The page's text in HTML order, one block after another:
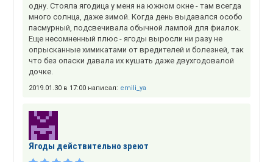
одну. Стояла ягодица у меня на южном окне - там всегда
много солнца, даже зимой. Когда день выдавался особо
пасмурный, подсвечивала обычной лампой для фиалок.
Еще несомненный плюс - ягоды выросли ни разу не
опрысканные химикатами от вредителей и болезней, так
что без опаски давала их кушать даже двухгодовалой
дочке.
2019.01.30 в 17:00 написал: emili_ya
Ягоды действительно зреют